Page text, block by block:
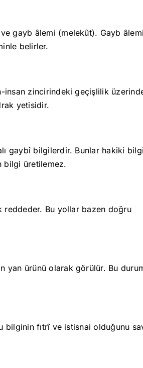
gayb âlemi (melekût). Gayb
belirler.
insan zincirindeki geçişlilik
yetisidir.
gaybî bilgilerdir. Bunlar hakiki
bilgi üretilemez.
reddeder. Bu yollar bazen doğru
yan ürünü olarak görülür. Bu
fıtrî ve istisnai olduğunu